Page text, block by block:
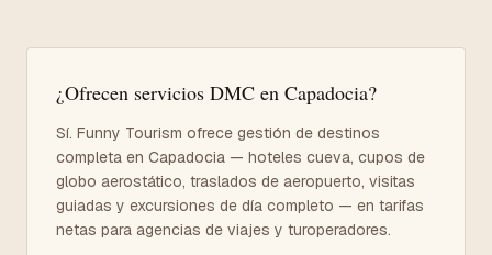
¿Ofrecen servicios DMC en Capadocia?
Sí. Funny Tourism ofrece gestión de destinos
completa en Capadocia — hoteles cueva, cupos de
globo aerostático, traslados de aeropuerto, visitas
guiadas y excursiones de día completo — en tarifas
netas para agencias de viajes y turoperadores.